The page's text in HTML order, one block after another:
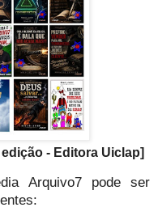
- Editora Uiclap]
Arquivo7 pode ser